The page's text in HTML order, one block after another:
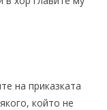
на приказката
който не